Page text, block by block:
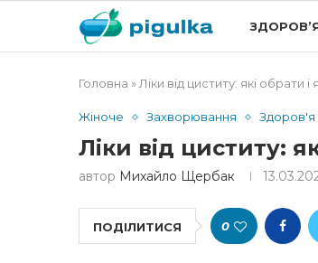
Головна » Ліки від циститу: які обрати
Жіноче Захворювання Здоров'я
Ліки від циститу:
автор Михайло Щербак
ПОДІЛИТИСЯ 0